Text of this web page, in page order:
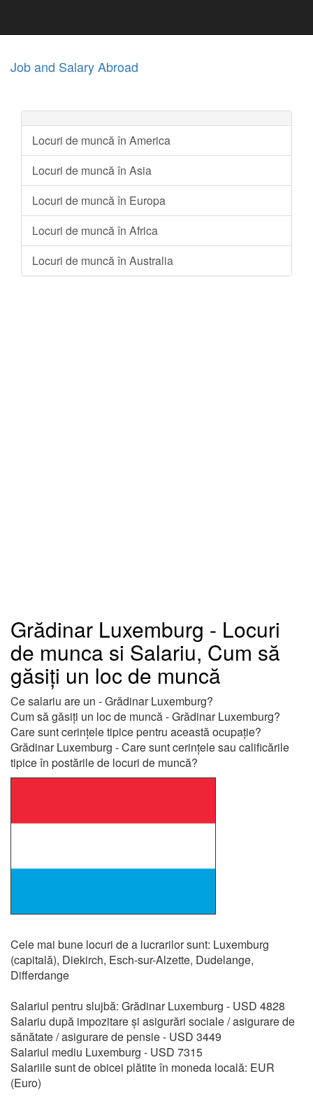
Job and Salary Abroad
Locuri de muncă în America
Locuri de muncă în Asia
Locuri de muncă în Europa
Locuri de muncă în Africa
Locuri de muncă în Australia
Grădinar Luxemburg - Locuri
de munca si Salariu, Cum să
găsiți un loc de muncă
Ce salariu are un - Grădinar Luxemburg?
Cum să găsiți un loc de muncă - Grădinar Luxemburg?
Care sunt cerințele tipice pentru această ocupație?
Grădinar Luxemburg - Care sunt cerințele sau calificările
tipice în postările de locuri de muncă?
Cele mai bune locuri de a lucrarilor sunt: Luxemburg
(capitală), Diekirch, Esch-sur-Alzette, Dudelange,
Differdange
Salariul pentru slujbă: Grădinar Luxemburg - USD 4828
Salariu după impozitare și asigurări sociale / asigurare de
sănătate / asigurare de pensie - USD 3449
Salariul mediu Luxemburg - USD 7315
Salariile sunt de obicei plătite în moneda locală: EUR
(Euro)